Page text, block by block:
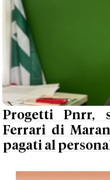
Progetti Pnrr,
Ferrari di
pagati al